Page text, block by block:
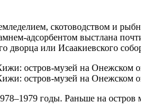
скотоводством и
адсорбентом выстлана
дворца или Исаакиевского
годы. Раньше на